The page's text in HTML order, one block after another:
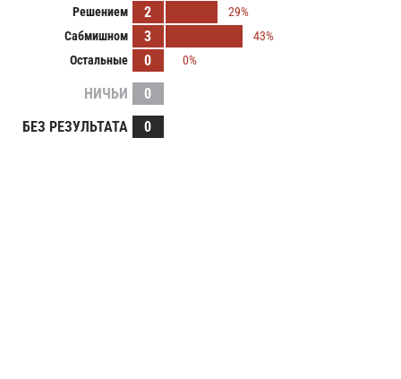
Решением
2
29%
Сабмишном
3
43%
Остальные
0 0%
НИЧЬИ
0
БЕЗ РЕЗУЛЬТАТА
0